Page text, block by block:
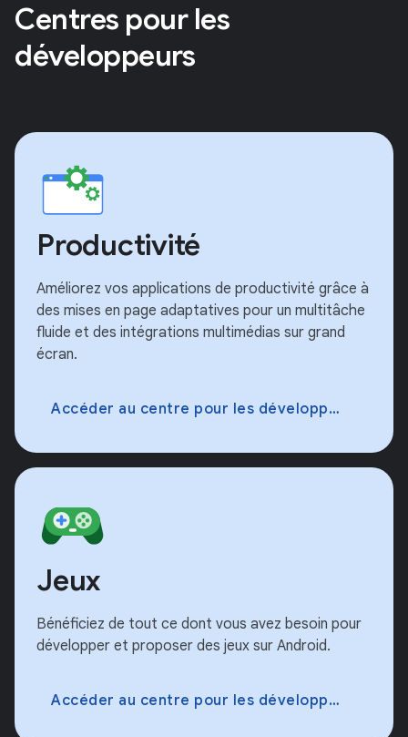
Centres pour les
développeurs
Productivité
Améliorez vos applications de productivité grâce à
des mises en page adaptatives pour un multitâche
fluide et des intégrations multimédias sur grand
écran.
Accéder au centre pour les développeurs
Jeux
Bénéficiez de tout ce dont vous avez besoin pour
développer et proposer des jeux sur Android.
Accéder au centre pour les développeurs